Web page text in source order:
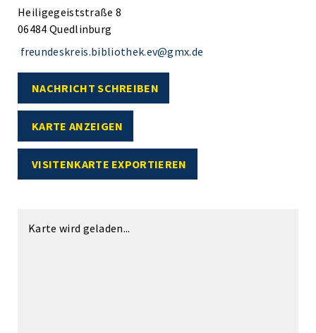
Heiligegeiststraße 8
06484 Quedlinburg
freundeskreis.bibliothek.ev@gmx.de
NACHRICHT SCHREIBEN
KARTE ANZEIGEN
VISITENKARTE EXPORTIEREN
Karte wird geladen...